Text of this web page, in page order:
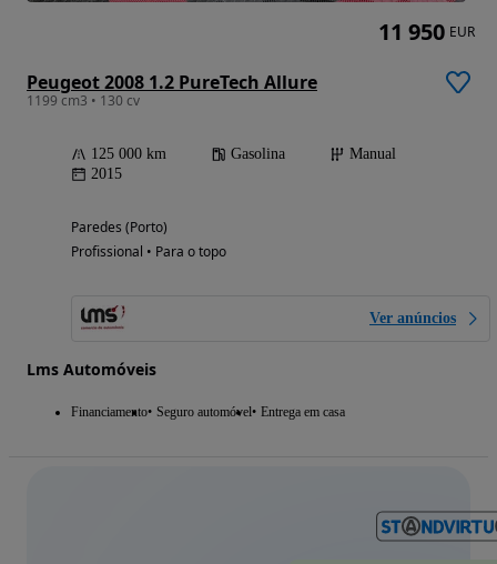
Peugeot 2008 1.2 PureTech Allure
1199 cm3 • 130 cv
125 000 km Gasolina
Manual
2015
Paredes (Porto)
Profissional • Para o topo
Ver anúncios
Lms Automóveis
Financiamento Seguro automóvel Entrega em casa
11 950 EUR